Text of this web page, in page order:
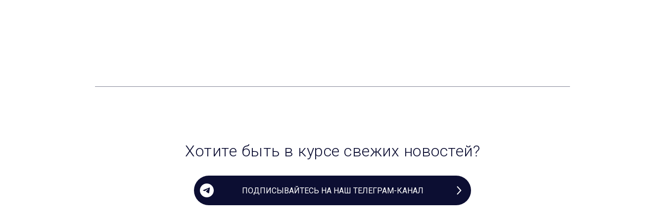
Хотите быть в курсе свежих новостей?
ПОДПИСЫВАЙТЕСЬ НА НАШ ТЕЛЕГРАМ-КАНАЛ